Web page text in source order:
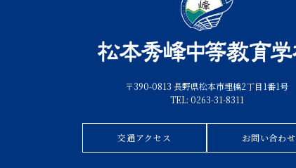
〒390-0813 長野県松本市埋橋2丁目1番1号
TEL: 0263-31-8311
交通アクセス お問い合わせ